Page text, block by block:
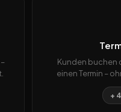
Kunden buchen
einen Termin –
+